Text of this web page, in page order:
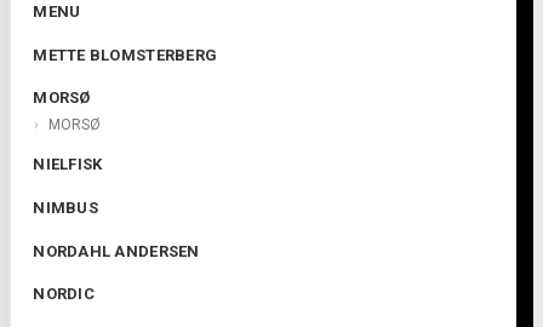
MENU
METTE BLOMSTERBERG
MORSØ
MORSØ
NIELFISK
NIMBUS
NORDAHL ANDERSEN
NORDIC